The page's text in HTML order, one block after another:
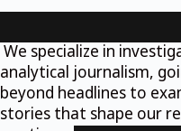
We specialize in
analytical journalism,
beyond headlines to
stories that shape our